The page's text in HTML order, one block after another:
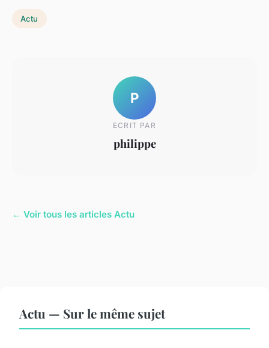
Actu
P
ECRIT PAR
philippe
← Voir tous les articles Actu
Actu — Sur le même sujet